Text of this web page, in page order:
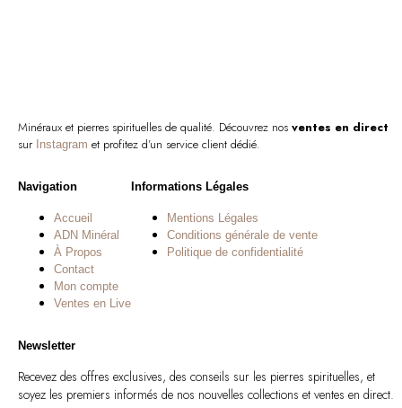
Minéraux et pierres spirituelles de qualité. Découvrez nos ventes en direct
sur Instagram et profitez d’un service client dédié.
Navigation
Accueil
ADN Minéral
À Propos
Contact
Mon compte
Ventes en Live
Informations Légales
Mentions Légales
Conditions générale de vente
Politique de confidentialité
Newsletter
Recevez des offres exclusives, des conseils sur les pierres spirituelles, et
soyez les premiers informés de nos nouvelles collections et ventes en direct.